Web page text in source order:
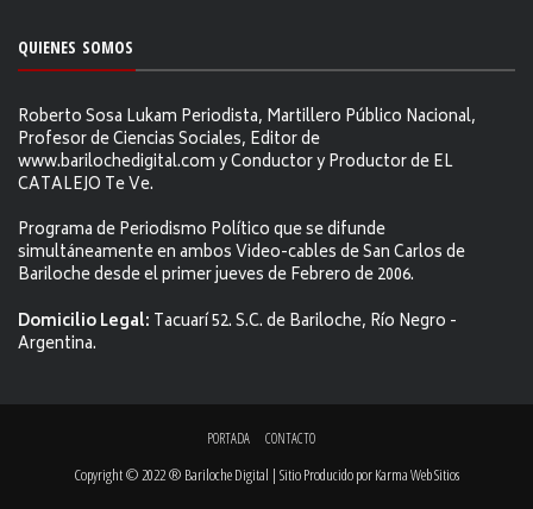
QUIENES SOMOS
Roberto Sosa Lukam Periodista, Martillero Público Nacional,
Profesor de Ciencias Sociales, Editor de
www.barilochedigital.com y Conductor y Productor de EL
CATALEJO Te Ve.
Programa de Periodismo Político que se difunde
simultáneamente en ambos Video-cables de San Carlos de
Bariloche desde el primer jueves de Febrero de 2006.
Domicilio Legal: Tacuarí 52. S.C. de Bariloche, Río Negro -
Argentina.
PORTADA CONTACTO
Copyright © 2022 ® Bariloche Digital | Sitio Producido porKarma Web Sitios